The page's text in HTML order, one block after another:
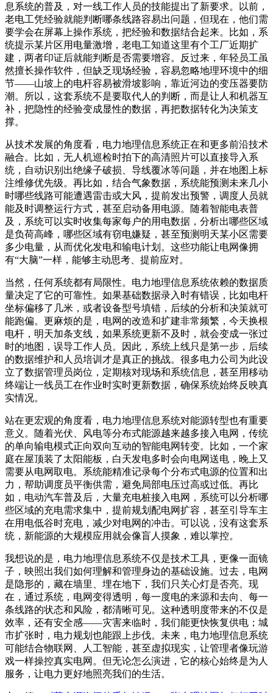
息系统的普及，对一线工作人员的技能提出了新要求。以前，
老电工凭经验就能判断哪条线路容易出问题，但现在，他们需
要学会在屏幕上操作系统，把经验和数据结合起来。比如，系
统提示某片区用电量激增，老电工知道这里有个工厂近期扩
建，两者印证后就能判断是否需要增容。反过来，年轻员工虽
然擅长操作软件，但缺乏现场经验，容易忽略地理环境中的细
节——山坡上的电杆容易被滑坡影响，靠近河边的变压器要防
潮。所以，这套系统不是要取代人的判断，而是让人和机器互
补，把隐性的经验变成显性的数据，再把数据转化为决策支
撑。
从技术发展的角度看，电力地理信息系统正在和更多前沿技术
融合。比如，无人机巡检时拍下的高清照片可以直接导入系
统，自动识别出绝缘子破损、导线覆冰等问题，并在地图上标
注维修优先级。再比如，结合气象数据，系统能预测未来几小
时哪些线路可能遭遇雷击或大风，提前发出预警，调度人员就
能及时调整运行方式，甚至启动备用电源。随着智能电表普
及，系统可以实时收集每家每户的用电数据，分析出哪些区域
是负荷高峰，哪些区域有窃电嫌疑，甚至预测明天某小区需要
多少电量，从而优化发电和输电计划。这些功能让电网像拥
有“大脑”一样，能够主动思考、提前应对。
当然，任何系统都有局限性。电力地理信息系统依赖的数据质
量决定了它的可靠性。如果基础数据录入时有错误，比如电杆
坐标偏移了几米，或者设备型号填错，后续的分析和决策就可
能跑偏。更麻烦的是，电网的改造和扩建非常频繁，今天换根
电杆，明天加条支线，如果系统更新不及时，就会变成一张过
时的地图，误导工作人员。因此，系统上线只是第一步，后续
的数据维护和人员培训才是真正的挑战。很多电力公司为此设
立了数据管理员岗位，定期核对现场和系统信息，甚至用移动
终端让一线员工在作业时实时更新数据，确保系统始终反映真
实情况。
站在更宏观的角度看，电力地理信息系统对能源转型也有重要
意义。随着光伏、风电等分布式能源越来越多接入电网，传统
的单向输电模式正向双向互动的智能电网转变。比如，一个家
庭在屋顶装了太阳能板，白天发电多时会向电网送电，晚上又
需要从电网取电。系统能精准记录每个分布式电源的位置和出
力，帮助调度员平衡供需，避免局部电压过高或过低。再比
如，电动汽车普及后，大量充电桩接入电网，系统可以分析哪
些区域的充电需求集中，提前规划配电网扩容，甚至引导车主
在用电低谷时充电，减少对电网的冲击。可以说，没有这套系
统，新能源的大规模应用就会像盲人摸象，难以掌控。
我想说的是，电力地理信息系统不仅是技术工具，更像一面镜
子，映照出我们如何理解和管理身边的基础设施。过去，电网
是隐形的，藏在墙里、埋在地下，我们只关心灯是否亮。现
在，通过系统，电网变得透明，每一度电的来源和去向、每一
条线路的状态和风险，都清晰可见。这种透明度带来的不仅是
效率，还有安全感——灾害来临时，我们能更快恢复供电；城
市扩张时，电力规划也能跟上步伐。未来，电力地理信息系统
可能结合物联网、人工智能，甚至虚拟现实，让管理者像玩游
戏一样操控真实电网。但无论怎么演进，它的核心始终是为人
服务，让电力更好地照亮我们的生活。